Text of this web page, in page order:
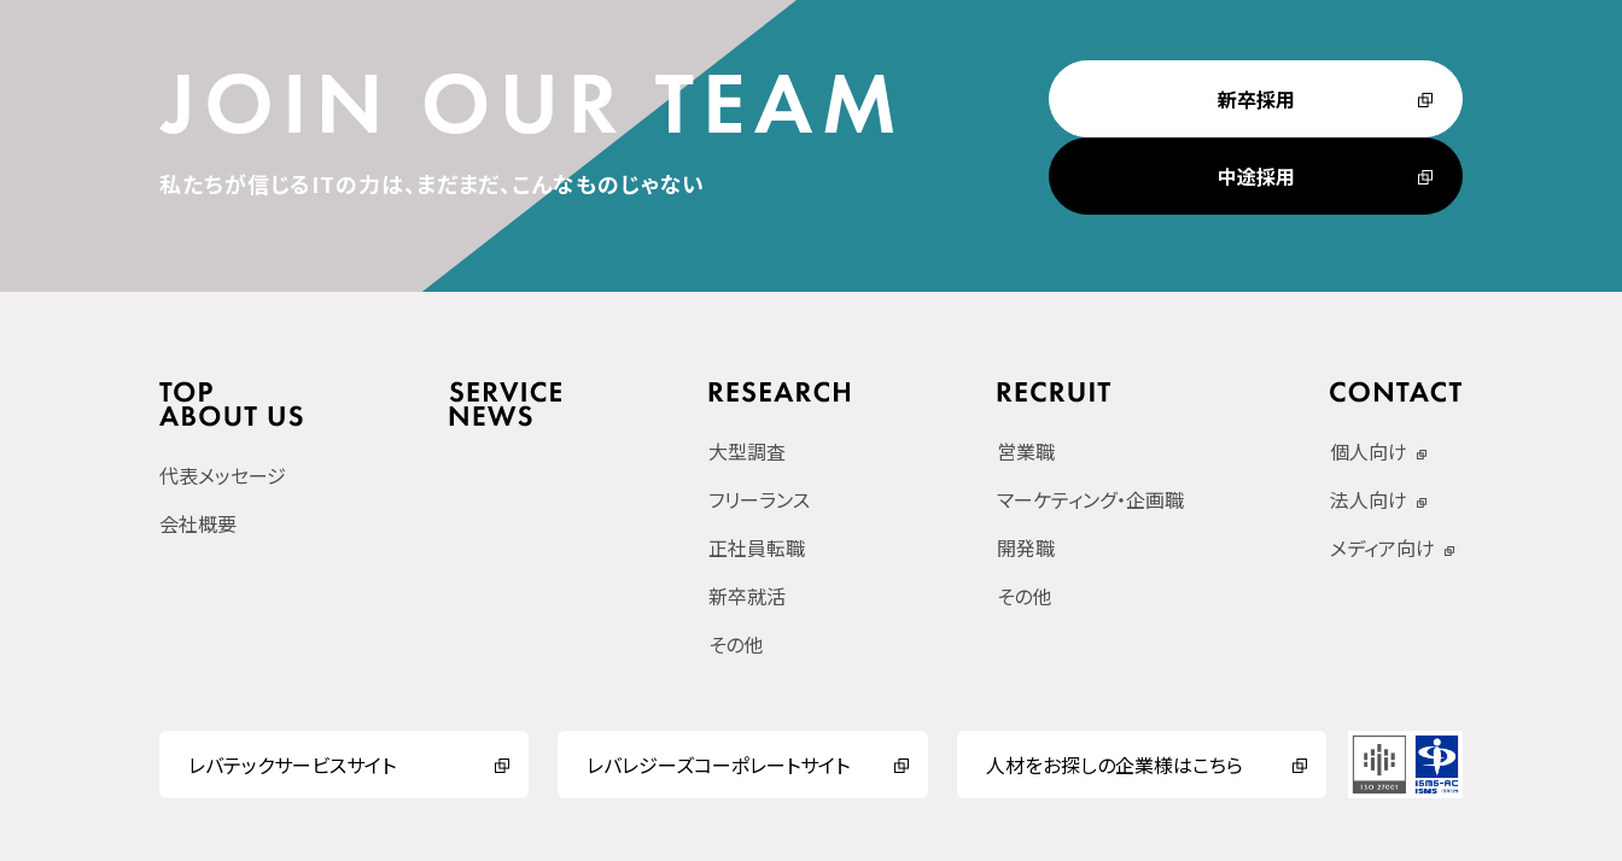
私たちが信じるITの力は、 まだまだ、こんなものじゃない
新卒採用
中途採用
代表メッセージ
会社概要
大型調査
フリーランス
正社員転職
新卒就活
その他
営業職
マーケティング・企画職
開発職
その他
個人向け
法人向け
メディア向け
レバテックサービスサイト レバレジーズコーポレートサイト 人材をお探しの企業様はこちら